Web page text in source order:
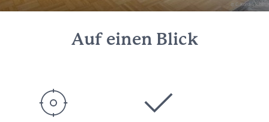
© C. Kordel, Riol
Auf einen Blick